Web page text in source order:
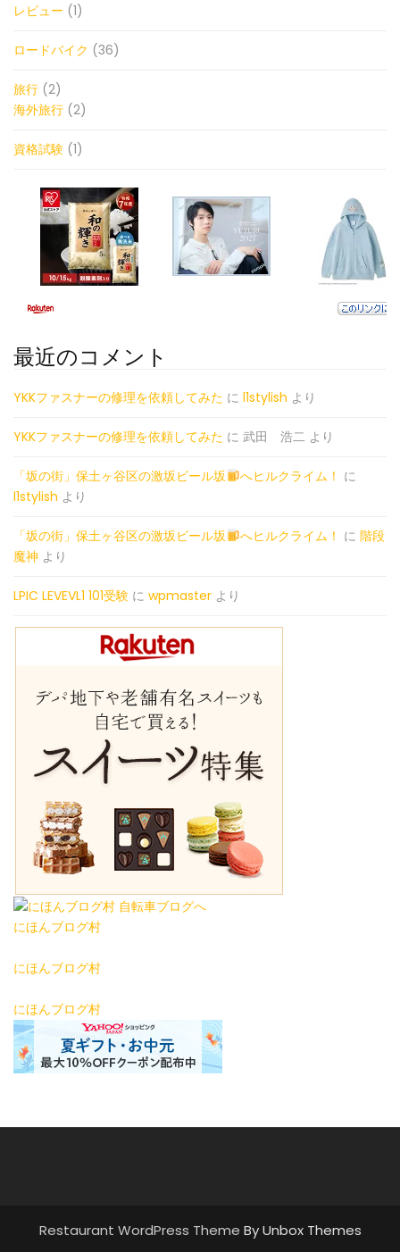
レビュー (1)
ロードバイク (36)
旅行 (2)
海外旅行 (2)
資格試験 (1)
最近のコメント
YKKファスナーの修理を依頼してみた に l1stylish より
YKKファスナーの修理を依頼してみた に 武田 浩二 より
「坂の街」保土ヶ谷区の激坂ビール坂 へヒルクライム！ に
l1stylish より
「坂の街」保土ヶ谷区の激坂ビール坂 へヒルクライム！ に 階段
魔神 より
LPIC LEVEVL1 101受験 に wpmaster より
にほんブログ村
にほんブログ村
にほんブログ村
Restaurant WordPress Theme By Unbox Themes